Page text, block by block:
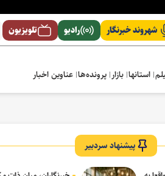
شهروند خبرنگار رادیو تلویزیون
استانها بازار پرونده‌ها عناوین اخبار
پیشنهاد سردبیر